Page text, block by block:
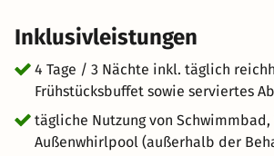
Inklusivleistungen
4 Tage / 3 Nächte inkl. täglich
Frühstücksbuffet sowie serviertes
tägliche Nutzung von
Außenwhirlpool (außerhalb der